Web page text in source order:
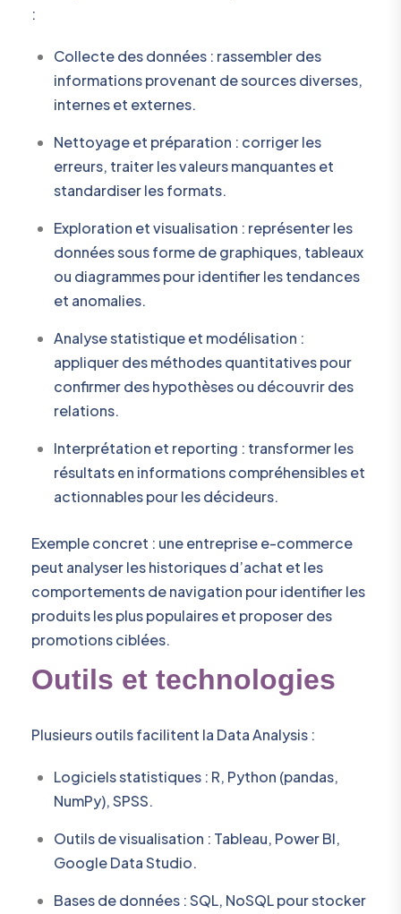
:
Collecte des données : rassembler des
informations provenant de sources diverses,
internes et externes.
Nettoyage et préparation : corriger les
erreurs, traiter les valeurs manquantes et
standardiser les formats.
Exploration et visualisation : représenter les
données sous forme de graphiques, tableaux
ou diagrammes pour identifier les tendances
et anomalies.
Analyse statistique et modélisation :
appliquer des méthodes quantitatives pour
confirmer des hypothèses ou découvrir des
relations.
Interprétation et reporting : transformer les
résultats en informations compréhensibles et
actionnables pour les décideurs.
Exemple concret : une entreprise e-commerce
peut analyser les historiques d’achat et les
comportements de navigation pour identifier les
produits les plus populaires et proposer des
promotions ciblées.
Outils et technologies
Plusieurs outils facilitent la Data Analysis :
Logiciels statistiques : R, Python (pandas,
NumPy), SPSS.
Outils de visualisation : Tableau, Power BI,
Google Data Studio.
Bases de données : SQL, NoSQL pour stocker